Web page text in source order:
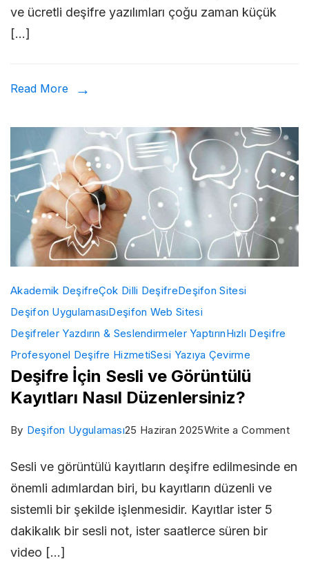
ve ücretli deşifre yazılımları çoğu zaman küçük
[…]
Read More
Akademik DeşifreÇok Dilli DeşifreDeşifon Sitesi
Deşifon UygulamasıDeşifon Web Sitesi
Deşifreler Yazdırın & Seslendirmeler YaptırınHızlı Deşifre
Profesyonel Deşifre HizmetiSesi Yazıya Çevirme
Deşifre İçin Sesli ve Görüntülü
Kayıtları Nasıl Düzenlersiniz?
By Deşifon Uygulaması25 Haziran 2025Write a Commenton
İçin
Sesli ve görüntülü kayıtların deşifre edilmesinde en
önemli adımlardan biri, bu kayıtların düzenli ve
sistemli bir şekilde işlenmesidir. Kayıtlar ister 5
dakikalık bir sesli not, ister saatlerce süren bir
video […]